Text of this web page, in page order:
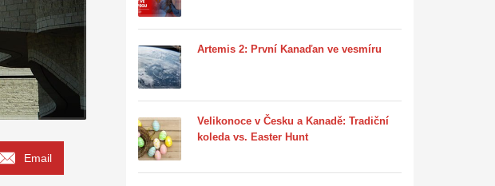
Email
Artemis 2: První Kanaďan ve vesmíru
Velikonoce v Česku a Kanadě: Tradiční
koleda vs. Easter Hunt